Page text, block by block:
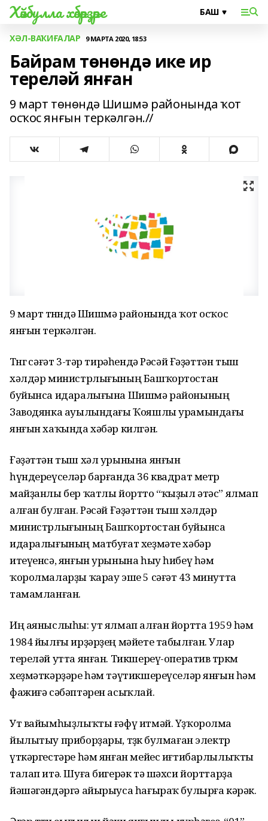
Хәйбулла хәбәрҙәре
ХӘЛ-ВАҠИҒАЛАР 9 МАРТА 2020, 18:53
Байрам төнөндә ике ир
тереләй янған
9 март төнөндә Шишмә районында ҡот
осҡос янғын теркәлгән.//
9 март төнөндә Шишмә районында ҡот осҡос
янғын теркәлгән.
Төнгө сәғәт 3-тәр тирәһендә Рәсәй Ғәҙәттән тыш
хәлдәр министрлығының Башҡортостан
буйынса идаралығына Шишмә районының
Заводянка ауылындағы Ҡояшлы урамындағы
янғын хаҡында хәбәр килгән.
Ғәҙәттән тыш хәл урынына янғын
һүндереүселәр барғанда 36 квадрат метр
майҙанлы бер ҡатлы йортто “ҡыҙыл әтәс” ялмап
алған булған. Рәсәй Ғәҙәттән тыш хәлдәр
министрлығының Башҡортостан буйынса
идаралығының матбуғат хеҙмәте хәбәр
итеүенсә, янғын урынына һыу һибеү һәм
ҡоролмаларҙы ҡарау эше 5 сәғәт 43 минутта
тамамланған.
Иң аяныслыһы: ут ялмап алған йортта 1959 һәм
1984 йылғы ирҙәрҙең мәйете табылған. Улар
тереләй утта янған. Тикшереү-оператив төркөм
хеҙмәткәрҙәре һәм тәүтикшереүселәр янғын һәм
фажиғә сәбәптәрен асыҡлай.
Ут вайымһыҙлыҡты ғәфү итмәй. Үҙҡоролма
йылытыу приборҙары, төҙөк булмаған электр
үткәргестәре һәм янған мейес иғтибарлылыҡты
талап итә. Шуға бигерәк тә шәхси йорттарҙа
йәшәгәндәргә айырыуса һағыраҡ булырға кәрәк.